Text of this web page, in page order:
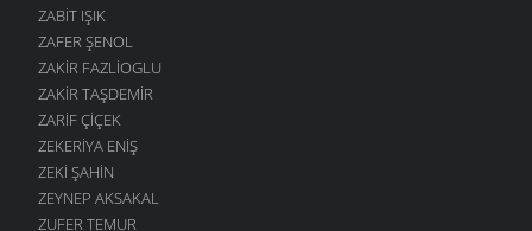
ZABIT IŞIK
ZAFER ŞENOL
ZAKIR FAZLIOGLU
ZAKIR TAŞDEMIR
ZARIF ÇIÇEK
ZEKERIYA ENIŞ
ZEKI ŞAHIN
ZEYNEP AKSAKAL
ZUFER TEMUR